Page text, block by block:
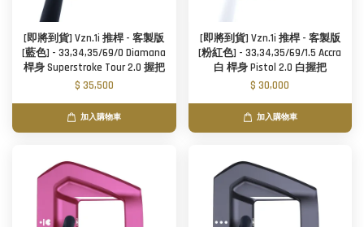
[即將到貨] Vzn.1i 推桿 - 客製版
[藍色] - 33,34,35/69/0 Diamana
桿身 Superstroke Tour 2.0 握把
$ 35,500
加入購物車
[即將到貨] Vzn.1i 推桿 - 客製版
[粉紅色] - 33,34,35/69/1.5 Accra
白 桿身 Pistol 2.0 白握把
$ 30,000
加入購物車